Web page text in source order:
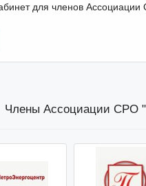
для членов
Члены Ассоциации СРО